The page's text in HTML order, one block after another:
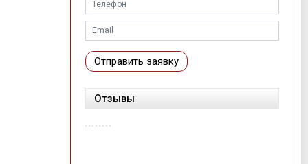
Отправить заявку
Отзывы